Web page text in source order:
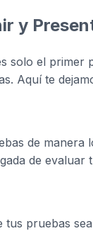
y
solo el primer
Aquí te
de manera
de evaluar
tus pruebas